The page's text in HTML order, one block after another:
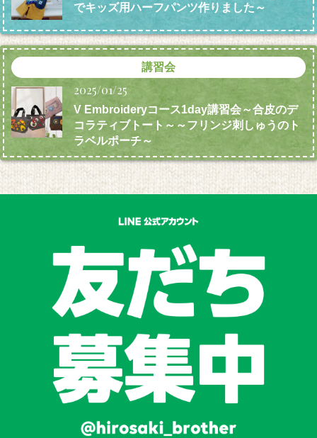
でキッズ用ハーフパンツ作りました～
講習会
2025/01/25
V Embroideryコース1day講習会～合皮のデ
コラティブトート～～フリンジ刺しゅうのト
ラベルポーチ～